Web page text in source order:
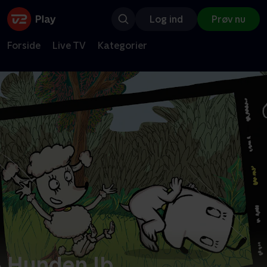
Log ind Prøv nu
Forside Live TV Kategorier